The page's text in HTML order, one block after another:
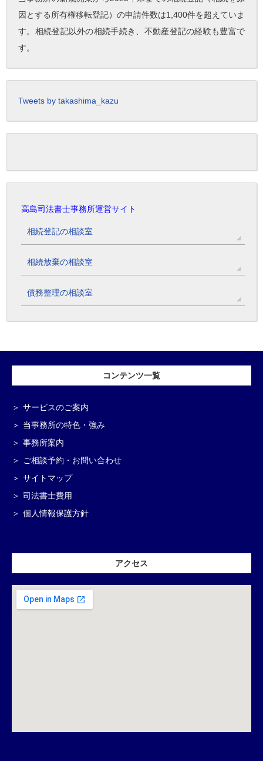
因とする所有権移転登記）の申請件数は1,400件を超えていま
す。相続登記以外の相続手続き、不動産登記の経験も豊富で
す。
Tweets by takashima_kazu
高島司法書士事務所運営サイト
相続登記の相談室
相続放棄の相談室
債務整理の相談室
コンテンツ一覧
サービスのご案内
当事務所の特色・強み
事務所案内
ご相談予約・お問い合わせ
サイトマップ
司法書士費用
個人情報保護方針
アクセス